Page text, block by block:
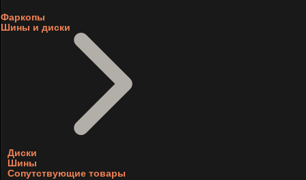
Фаркопы
Шины и диски
Диски
Шины
Сопутствующие товары